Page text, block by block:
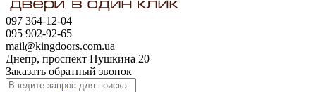
097 364-12-04
095 902-92-65
mail@kingdoors.com.ua
Днепр, проспект Пушкина 20
Заказать обратный звонок